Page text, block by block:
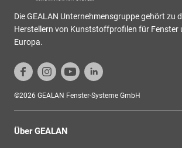
Die GEALAN Unternehmensgruppe gehört zu
Herstellern von Kunststoffprofilen für Fenster
Europa.
©2026 GEALAN Fenster-Systeme GmbH
Über GEALAN